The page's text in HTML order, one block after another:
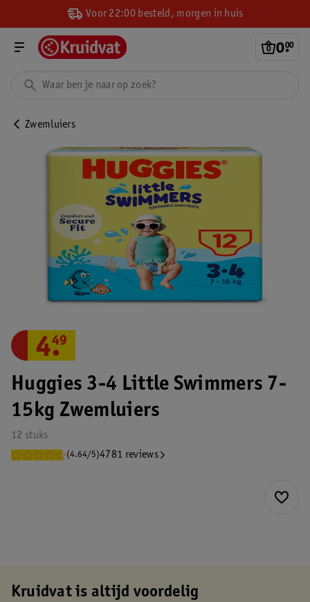
Voor 22:00 besteld, morgen in huis
0.
00
Zwemluiers
Huggies 3-4 Little Swimmers 7-
15kg Zwemluiers
12 stuks
(4.64/5)4781 reviews
4.
49
Kruidvat is altijd voordelig